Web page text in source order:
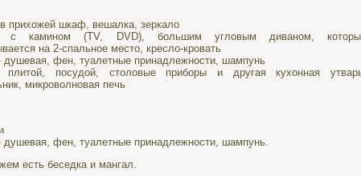
прихожей шкаф, вешалка, зеркало
с камином (TV, DVD), большим угловым диваном,
на 2-спальное место, кресло-кровать
душевая, фен, туалетные принадлежности, шампунь
посудой, столовые приборы и другая кухонная
микроволновая печь
душевая, фен, туалетные принадлежности, шампунь.
есть беседка и мангал.